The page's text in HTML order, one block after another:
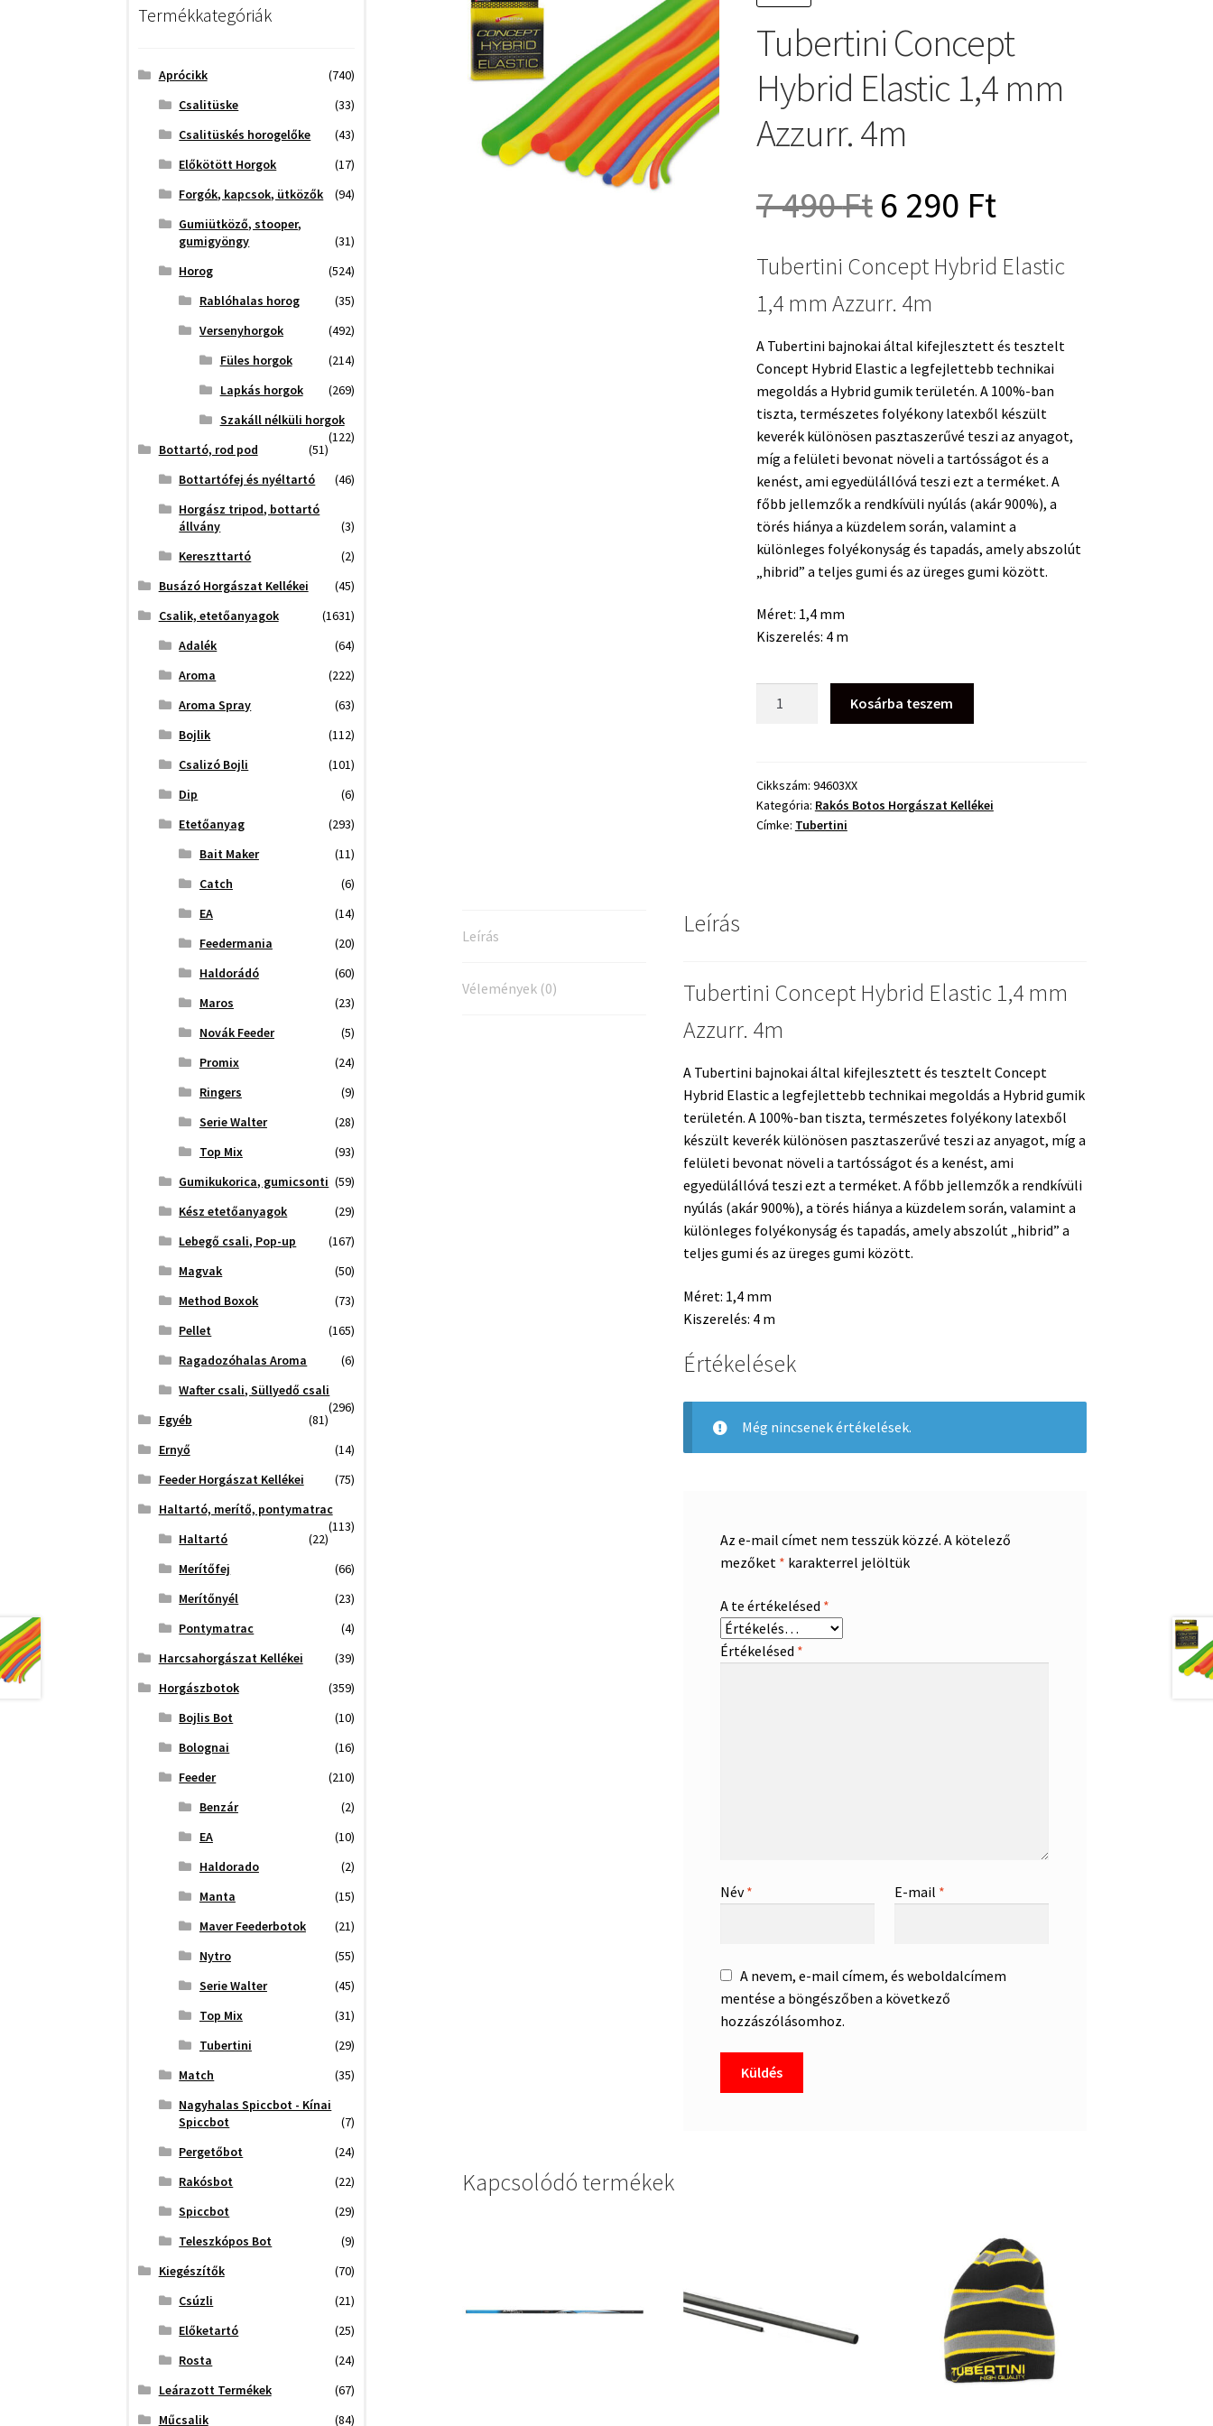
Tubertini Concept
Hybrid Elastic 1,4 mm
Azzurr. 4m
7 490Ft Original
price
was:
7
490 Ft.
6 290 FtCurrent
price
6
290 Ft.
Tubertini Concept Hybrid Elastic
1,4 mm Azzurr. 4m
A Tubertini bajnokai által kifejlesztett és tesztelt
Concept Hybrid Elastic a legfejlettebb technikai
megoldás a Hybrid gumik területén. A 100%-ban
tiszta, természetes folyékony latexből készült
keverék különösen pasztaszerűvé teszi az anyagot,
míg a felületi bevonat növeli a tartósságot és a
kenést, ami egyedülállóvá teszi ezt a terméket. A
főbb jellemzők a rendkívüli nyúlás (akár 900%), a
törés hiánya a küzdelem során, valamint a
különleges folyékonyság és tapadás, amely abszolút
„hibrid” a teljes gumi és az üreges gumi között.
Méret: 1,4 mm
Kiszerelés: 4 m
1,4
mm
Azzurr.
Kosárba teszem
Cikkszám: 94603XX
Kategória: Rakós Botos Horgászat Kellékei
Címke: Tubertini
Leírás
Vélemények (0)
Leírás
Tubertini Concept Hybrid Elastic 1,4 mm
Azzurr. 4m
A Tubertini bajnokai által kifejlesztett és tesztelt Concept
Hybrid Elastic a legfejlettebb technikai megoldás a Hybrid gumik
területén. A 100%-ban tiszta, természetes folyékony latexből
készült keverék különösen pasztaszerűvé teszi az anyagot, míg a
felületi bevonat növeli a tartósságot és a kenést, ami
egyedülállóvá teszi ezt a terméket. A főbb jellemzők a rendkívüli
nyúlás (akár 900%), a törés hiánya a küzdelem során, valamint a
különleges folyékonyság és tapadás, amely abszolút „hibrid” a
teljes gumi és az üreges gumi között.
Méret: 1,4 mm
Kiszerelés: 4 m
Értékelések
Még nincsenek értékelések.
Az e-mail címet nem tesszük közzé. A kötelező
mezőket * karakterrel jelöltük
A te értékelésed *
Értékelésed *
Név* E-mail *
A nevem, e-mail címem, és weboldalcímem
mentése a böngészőben a következő
hozzászólásomhoz.
Kapcsolódó termékek
Termékkategóriák
Aprócikk
(740)
Csalitüske
(33)
Csalitüskés horogelőke
(43)
Előkötött Horgok
(17)
Forgók, kapcsok, ütközők
(94)
Gumiütköző, stooper,
gumigyöngy
(31)
Horog
(524)
Rablóhalas horog
(35)
Versenyhorgok
(492)
Füles horgok
(214)
Lapkás horgok
(269)
Szakáll nélküli horgok
(122)
Bottartó, rod pod
(51)
Bottartófej és nyéltartó
(46)
Horgász tripod, bottartó
állvány
(3)
Kereszttartó
(2)
Busázó Horgászat Kellékei
(45)
Csalik, etetőanyagok
(1631)
Adalék
(64)
Aroma
(222)
Aroma Spray
(63)
Bojlik
(112)
Csalizó Bojli
(101)
Dip
(6)
Etetőanyag
(293)
Bait Maker
(11)
Catch
(6)
EA
(14)
Feedermania
(20)
Haldorádó
(60)
Maros
(23)
Novák Feeder
(5)
Promix
(24)
Ringers
(9)
Serie Walter
(28)
Top Mix
(93)
Gumikukorica, gumicsonti (59)
Kész etetőanyagok
(29)
Lebegő csali, Pop-up
(167)
Magvak
(50)
Method Boxok
(73)
Pellet
(165)
Ragadozóhalas Aroma
(6)
Wafter csali, Süllyedő csali
(296)
Egyéb
(81)
Ernyő
(14)
Feeder Horgászat Kellékei
(75)
Haltartó, merítő, pontymatrac
(113)
Haltartó
(22)
Merítőfej
(66)
Merítőnyél
(23)
Pontymatrac
(4)
Harcsahorgászat Kellékei
(39)
Horgászbotok
(359)
Bojlis Bot
(10)
Bolognai
(16)
Feeder
(210)
Benzár
(2)
EA
(10)
Haldorado
(2)
Manta
(15)
Maver Feederbotok
(21)
Nytro
(55)
Serie Walter
(45)
Top Mix
(31)
Tubertini
(29)
Match
(35)
Nagyhalas Spiccbot - Kínai
Spiccbot
(7)
Pergetőbot
(24)
Rakósbot
(22)
Spiccbot
(29)
Teleszkópos Bot
(9)
Kiegészítők
(70)
Csúzli
(21)
Előketartó
(25)
Rosta
(24)
Leárazott Termékek
(67)
Műcsalik
(84)